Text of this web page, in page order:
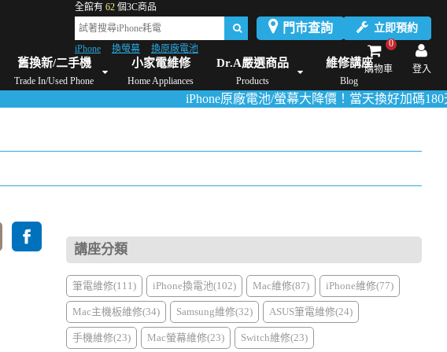
門市查詢 立即預約
全館有 62 個3C商品
iPhone 換螢幕
換原廠電池
登入
0
購物車
舊換新/二手機
Trade In/Used Phone
小家電維修
Home Appliances
Dr.A嚴選商品
Products
維修講座
Blog
AirPods維修/價格 Dyson維修/價格 Mac Mini維修/價格 iMac維修/價格 Xbox維修/價格 伊萊
iPhone原廠電池/螢幕大降價！當天換好加碼180天保固！
講座分類
筆電維修(111) iPhone換電池(102) Mac維修(87) iPhone維修(77)
Mac主機板維修(34) Samsung維修(32) ASUS筆電維修(24)
手機維修(23) Mac螢幕維修(23) Switch維修(23)